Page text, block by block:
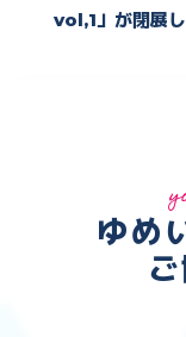
vol,1」が閉展
ゆめ